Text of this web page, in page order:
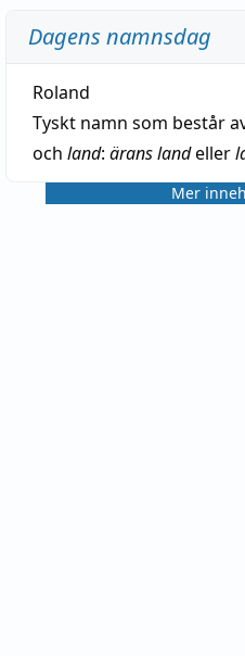
Dagens namnsdag
Roland
Tyskt namn som består
och land: ärans landeller
Mer